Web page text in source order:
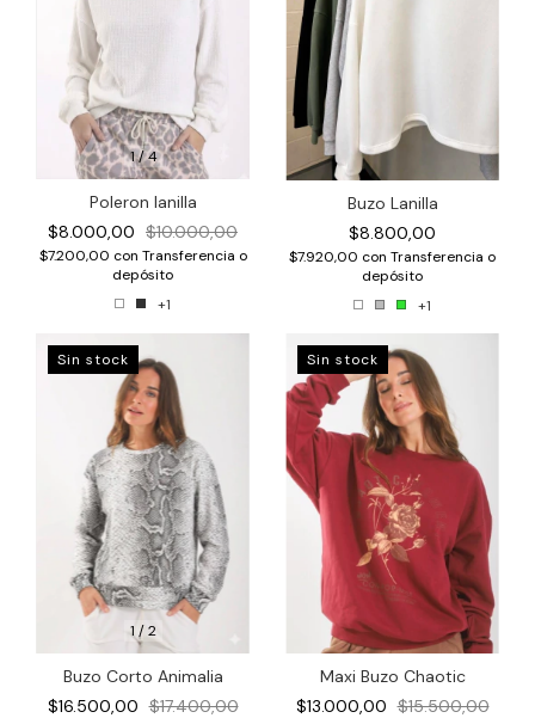
1/4
Poleron lanilla
$8.000,00 $10.000,00
$7.200,00 con Transferencia o
depósito
+1
Buzo Lanilla
$8.800,00
$7.920,00 con Transferencia o
depósito
+1
1 /2
Sin stock
Buzo Corto Animalia
$16.500,00 $17.400,00
Sin stock
Maxi Buzo Chaotic
$13.000,00 $15.500,00